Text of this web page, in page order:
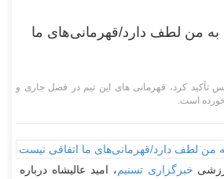
به من لطف دارد/قهرمانی‌های ما
تأکید کرد، قهرمانی های این تیم در فصل جاری و
است.
خبرگزاری تسنیم، امید عالیشاه درباره